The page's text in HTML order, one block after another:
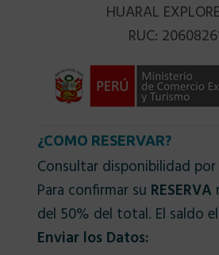
HUARAL
RUC:
¿COMO RESERVAR?
Consultar disponibilidad por
Para confirmar su RESERVA
del 50% del total. El saldo
Enviar los Datos: